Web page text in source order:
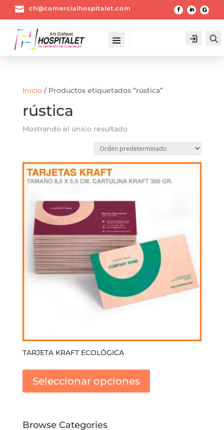
 ch@comercialhospitalet.com
Login
Inicio/ Productos etiquetados “rústica”
rústica
Mostrando el único resultado
TARJETA KRAFT ECOLÓGICA
Seleccionar opciones
Browse Categories